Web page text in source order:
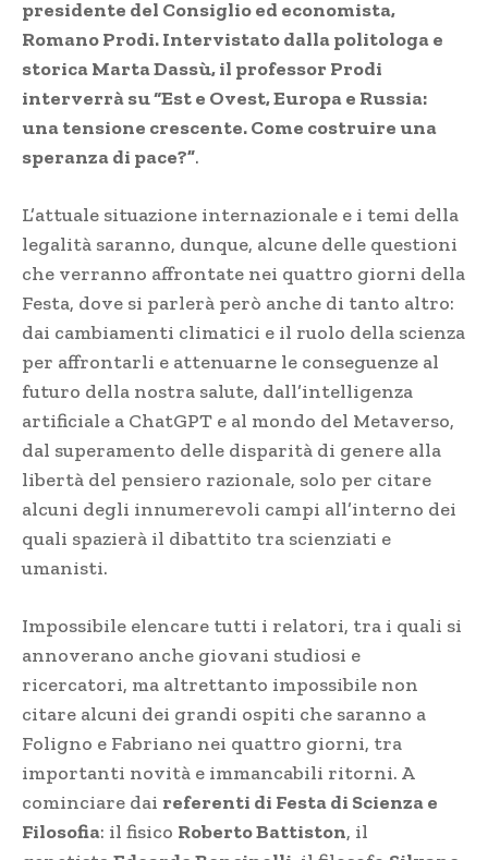
presidente del Consiglio ed economista,
Romano Prodi. Intervistato dalla politologa e
storica Marta Dassù, il professor Prodi
interverrà su “Est e Ovest, Europa e Russia:
una tensione crescente. Come costruire una
speranza di pace?”.
L’attuale situazione internazionale e i temi della
legalità saranno, dunque, alcune delle questioni
che verranno affrontate nei quattro giorni della
Festa, dove si parlerà però anche di tanto altro:
dai cambiamenti climatici e il ruolo della scienza
per affrontarli e attenuarne le conseguenze al
futuro della nostra salute, dall’intelligenza
artificiale a ChatGPT e al mondo del Metaverso,
dal superamento delle disparità di genere alla
libertà del pensiero razionale, solo per citare
alcuni degli innumerevoli campi all’interno dei
quali spazierà il dibattito tra scienziati e
umanisti.
Impossibile elencare tutti i relatori, tra i quali si
annoverano anche giovani studiosi e
ricercatori, ma altrettanto impossibile non
citare alcuni dei grandi ospiti che saranno a
Foligno e Fabriano nei quattro giorni, tra
importanti novità e immancabili ritorni. A
cominciare dai referenti di Festa di Scienza e
Filosofia: il fisico Roberto Battiston, il